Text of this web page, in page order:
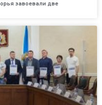
завоевали две